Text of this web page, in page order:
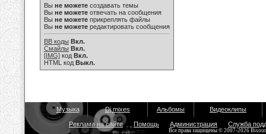
Вы не можете создавать темы
Вы не можете отвечать на сообщения
Вы не можете прикреплять файлы
Вы не можете редактировать сообщения
BB коды Вкл.
Смайлы Вкл.
[IMG] код Вкл.
HTML код Выкл.
Музыка Dj mixes Альбомы Видеоклипы
Реклама на сайте Помощь Администрация Служба
Все права защищены © 2007-2026